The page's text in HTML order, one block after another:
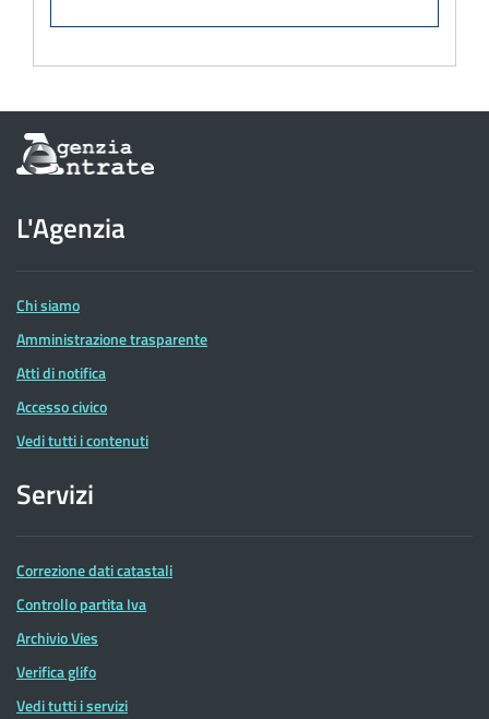
Informazioni
sul
dell'Agenzia
delle
Entrate
L'Agenzia
Chi siamo
Amministrazione trasparente
Atti di notifica
Accesso civico
Vedi tutti i contenuti
Servizi
Correzione dati catastali
Controllo partita Iva
Archivio Vies
Verifica glifo
Vedi tutti i servizi